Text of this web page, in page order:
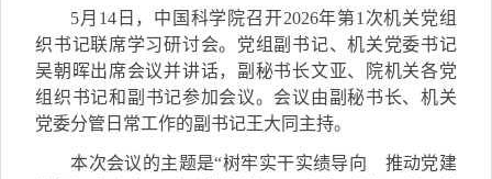
5月 14日，中国科学院召开2026年第1 次机关党组
织书记联席学习研讨会。党组副书记、机关党委书记
吴朝晖出席会议并讲话，副秘书长文亚、
院机关各党
组织书记和 副书记参加会议。 会议由副秘书长、机关
党委分管日常工作的副书记王大同主持。
本次会议的主题是“树牢实干实绩导向 推动党建